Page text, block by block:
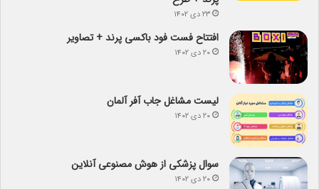
۲۳ دی ۱۴۰۲
افتتاح فست فود باکسی پرند + تصاویر
۲۰ دی ۱۴۰۲
لیست مشاغل جاب آفر آلمان
۲۰ دی ۱۴۰۲
سوال پزشکی از هوش مصنوعی آنلاین
۲۰ دی ۱۴۰۲